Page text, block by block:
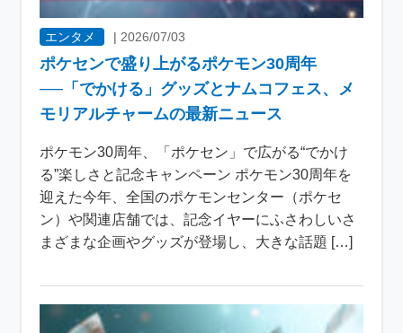
エンタメ | 2026/07/03
ポケセンで盛り上がるポケモン30周年
──「でかける」グッズとナムコフェス、メ
モリアルチャームの最新ニュース
ポケモン30周年、「ポケセン」で広がる“でかけ
る”楽しさと記念キャンペーン ポケモン30周年を
迎えた今年、全国のポケモンセンター（ポケセ
ン）や関連店舗では、記念イヤーにふさわしいさ
まざまな企画やグッズが登場し、大きな話題 […]